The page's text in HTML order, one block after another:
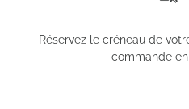
Réservez le créneau de
commande